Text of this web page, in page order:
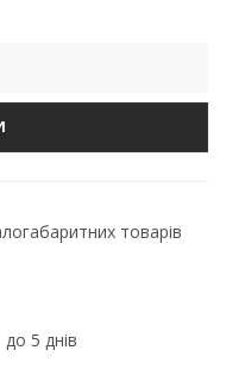
товарів
до 5 днів